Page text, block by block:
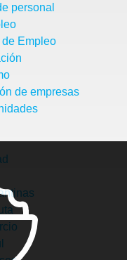
personal
Empleo
de empresas